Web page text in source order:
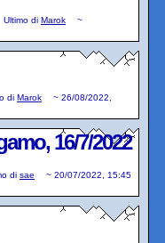
Ultimo di Marok
~
di Marok ~ 26/08/2022,
16/7/2022
di sae ~ 20/07/2022, 15:45